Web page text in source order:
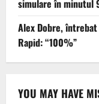
simulare în minutul
Alex Dobre,
Rapid: “100%”
YOU MAY HAVE